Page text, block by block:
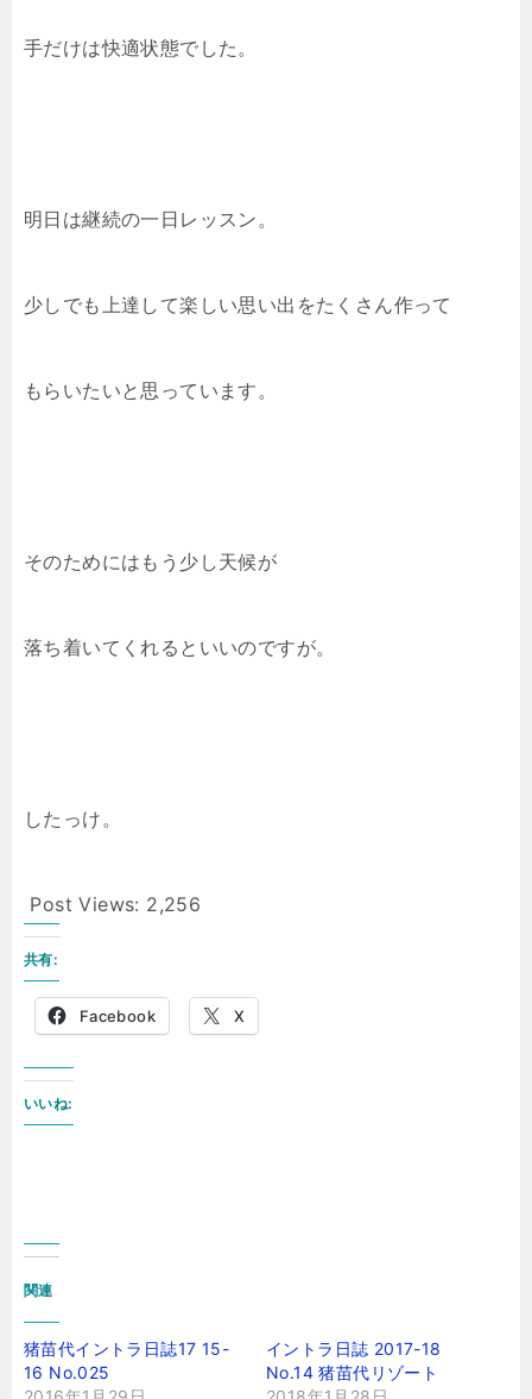
手だけは快適状態でした。
明日は継続の一日レッスン。
少しでも上達して楽しい思い出をたくさん作って
もらいたいと思っています。
そのためにはもう少し天候が
落ち着いてくれるといいのですが。
したっけ。
Post Views: 2,256
共有:
Facebook X
いいね:
関連
猪苗代イントラ日誌17 15-
16 No.025
イントラ日誌 2017-18
No.14 猪苗代リゾート